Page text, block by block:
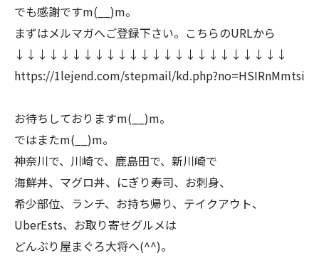
でも感謝ですm(__)m。
まずはメルマガへご登録下さい。こちらのURLから
↓↓↓↓↓↓↓↓↓↓↓↓↓↓↓↓↓↓↓↓↓↓↓↓
https://1lejend.com/stepmail/kd.php?no=HSIRnMmtsi
お待ちしておりますm(__)m。
ではまたm(__)m。
神奈川で、川崎で、鹿島田で、新川崎で
海鮮丼、マグロ丼、にぎり寿司、お刺身、
希少部位、ランチ、お持ち帰り、テイクアウト、
UberEsts、お取り寄せグルメは
どんぶり屋まぐろ大将へ(^^)。